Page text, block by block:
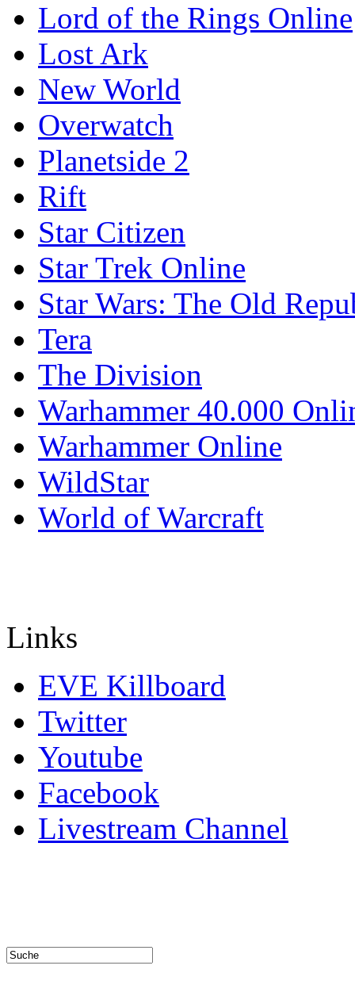
Lord of the Rings Online
Lost Ark
New World
Overwatch
Planetside 2
Rift
Star Citizen
Star Trek Online
Star Wars: The Old
Tera
The Division
Warhammer 40.000
Warhammer Online
WildStar
World of Warcraft
Links
EVE Killboard
Twitter
Youtube
Facebook
Livestream Channel